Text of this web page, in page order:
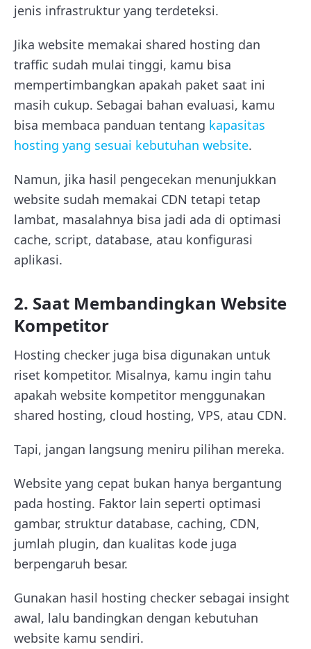
jenis infrastruktur yang terdeteksi.
Jika website memakai shared hosting dan
traffic sudah mulai tinggi, kamu bisa
mempertimbangkan apakah paket saat ini
masih cukup. Sebagai bahan evaluasi, kamu
bisa membaca panduan tentang kapasitas
hosting yang sesuai kebutuhan website.
Namun, jika hasil pengecekan menunjukkan
website sudah memakai CDN tetapi tetap
lambat, masalahnya bisa jadi ada di optimasi
cache, script, database, atau konfigurasi
aplikasi.
2. Saat Membandingkan Website
Kompetitor
Hosting checker juga bisa digunakan untuk
riset kompetitor. Misalnya, kamu ingin tahu
apakah website kompetitor menggunakan
shared hosting, cloud hosting, VPS, atau CDN.
Tapi, jangan langsung meniru pilihan mereka.
Website yang cepat bukan hanya bergantung
pada hosting. Faktor lain seperti optimasi
gambar, struktur database, caching, CDN,
jumlah plugin, dan kualitas kode juga
berpengaruh besar.
Gunakan hasil hosting checker sebagai insight
awal, lalu bandingkan dengan kebutuhan
website kamu sendiri.